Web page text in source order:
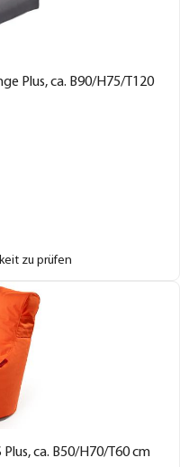
Plus, ca. B90/H75/T120
zu prüfen
ca. B50/H70/T60 cm